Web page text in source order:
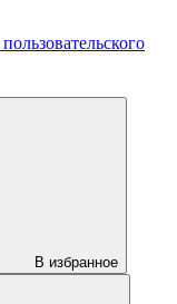
пользовательского
В избранное